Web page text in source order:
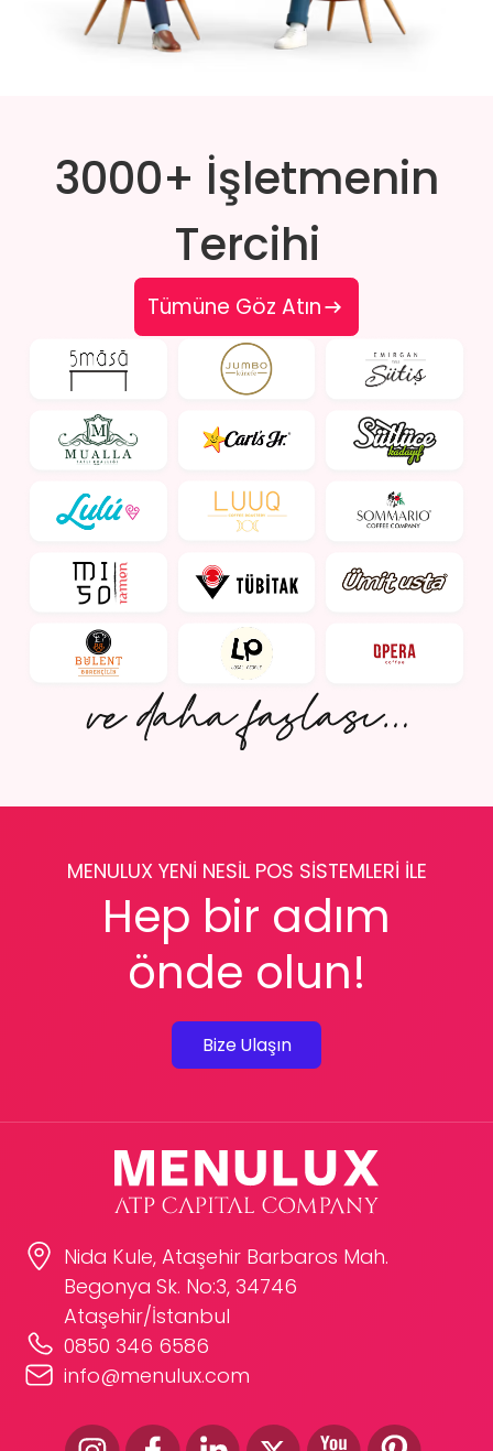
3000+ İşletmenin
Tercihi
Tümüne Göz Atın
MENULUX YENİ NESİL POS SİSTEMLERİ İLE
Hep bir adım
önde olun!
Bize Ulaşın
Nida Kule, Ataşehir Barbaros Mah.
Begonya Sk. No:3, 34746
Ataşehir/İstanbul
0850 346 6586
info@menulux.com